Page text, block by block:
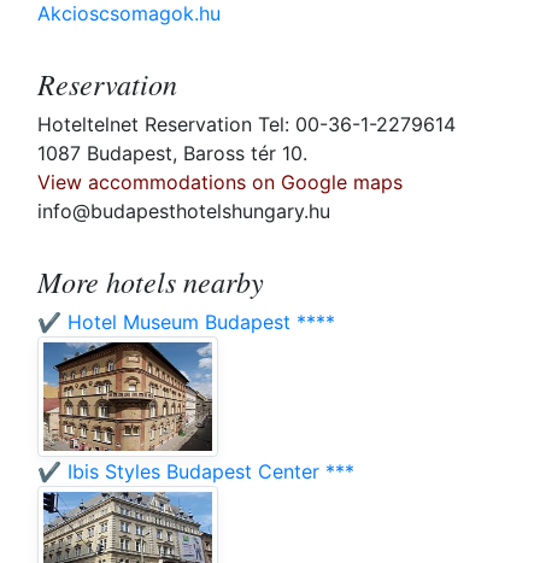
Akcioscsomagok.hu
Reservation
Hoteltelnet Reservation Tel: 00-36-1-2279614
1087 Budapest, Baross tér 10.
View accommodations on Google maps
info@budapesthotelshungary.hu
More hotels nearby
✔️ Hotel Museum Budapest ****
✔️ Ibis Styles Budapest Center ***